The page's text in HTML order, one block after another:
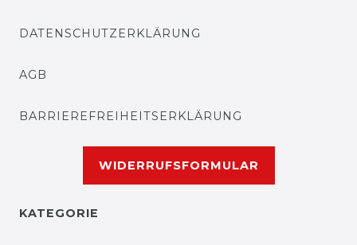
DATENSCHUTZERKLÄRUNG
AGB
BARRIEREFREIHEITSERKLÄRUNG
WIDERRUFSFORMULAR
KATEGORIE